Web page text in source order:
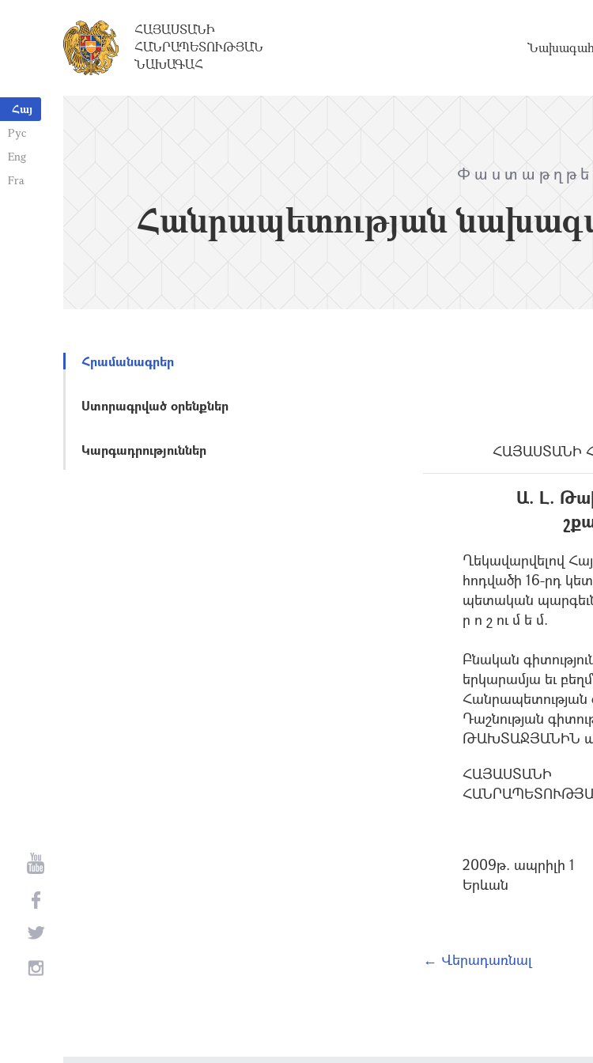
Հայ
Рус
Eng
Fra
ՀԱՅԱՍՏԱՆԻ
ՀԱՆՐԱՊԵՏՈՒԹՅԱՆ
ՆԱԽԱԳԱՀ
Հանրապետության
Հրամանագրեր
Ստորագրված օրենքներ
Կարգադրություններ ՀԱՅԱՍՏԱՆԻ
Ա. Լ.
Ղեկավարվելով
հոդվածի 16-րդ
պետական
ր ո շ ու մ ե մ.
Բնական
երկարամյա եւ
Հանրապետության
Դաշնության
ԹԱԽՏԱՋՅԱՆԻՆ
ՀԱՅԱՍՏԱՆԻ
2009թ. ապրիլի 1
Երևան
← Վերադառնալ